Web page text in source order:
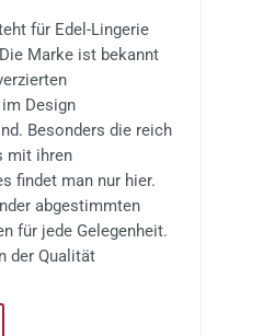
für Edel-Lingerie
Marke ist bekannt
Design
Besonders die reich
mit ihren
findet man nur hier.
abgestimmten
für jede Gelegenheit.
der Qualität